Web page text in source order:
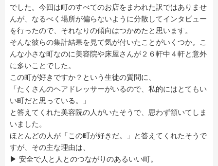
でした。今回は町のすべてのお店をまわれた訳ではありませ
んが、なるべく場所が偏らないように分散してインタビュー
を行ったので、それなりの傾向はつかめたと思います。
そんな彼らの集計結果を見て気が付いたことがいくつか。こ
んな小さな町なのに美容院や床屋さんが２６軒中４軒と意外
に多いことでした。
この町が好きですか？という生徒の質問に、
「たくさんのヘアドレッサーがいるので、私的にはとてもい
い町だと思っている。」
と答えてくれた美容院の人がいたそうで、思わず頷いてしま
いました。
ほとんどの人が「この町が好きだ。」と答えてくれたそうで
すが、その主な理由は、
▶ 安全で人と人とのつながりのあるいい町。